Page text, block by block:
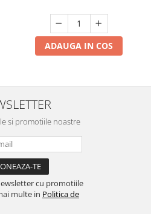
ADAUGA IN COS
si promotiile noastre
cu promotiile
multe in Politica de